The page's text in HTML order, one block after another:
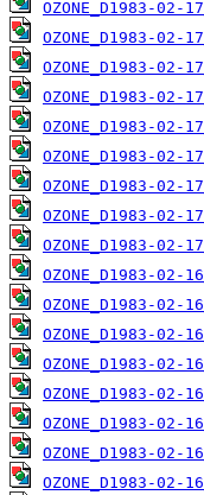
OZONE_D1983-02-
OZONE_D1983-02-
OZONE_D1983-02-
OZONE_D1983-02-
OZONE_D1983-02-
OZONE_D1983-02-
OZONE_D1983-02-
OZONE_D1983-02-
OZONE_D1983-02-
OZONE_D1983-02-
OZONE_D1983-02-
OZONE_D1983-02-
OZONE_D1983-02-
OZONE_D1983-02-
OZONE_D1983-02-
OZONE_D1983-02-
OZONE_D1983-02-